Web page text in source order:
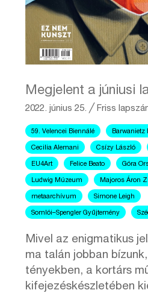
Megjelent a júniusi
2022. június 25. ╱ Friss
59. Velencei Biennálé Barwanietz
Cecilia Alemani Csízy László
EU4Art Felice Beato Góra
Ludwig Múzeum Majoros Áron
metaarchívum Simone Leigh
Somlói–Spengler Gyűjtemény
Mivel az enigmatikus
ma talán jobban
tényekben, a kortárs
kifejezéskészletében